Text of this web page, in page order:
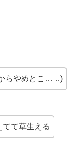
らやめとこ……)
てて草生える